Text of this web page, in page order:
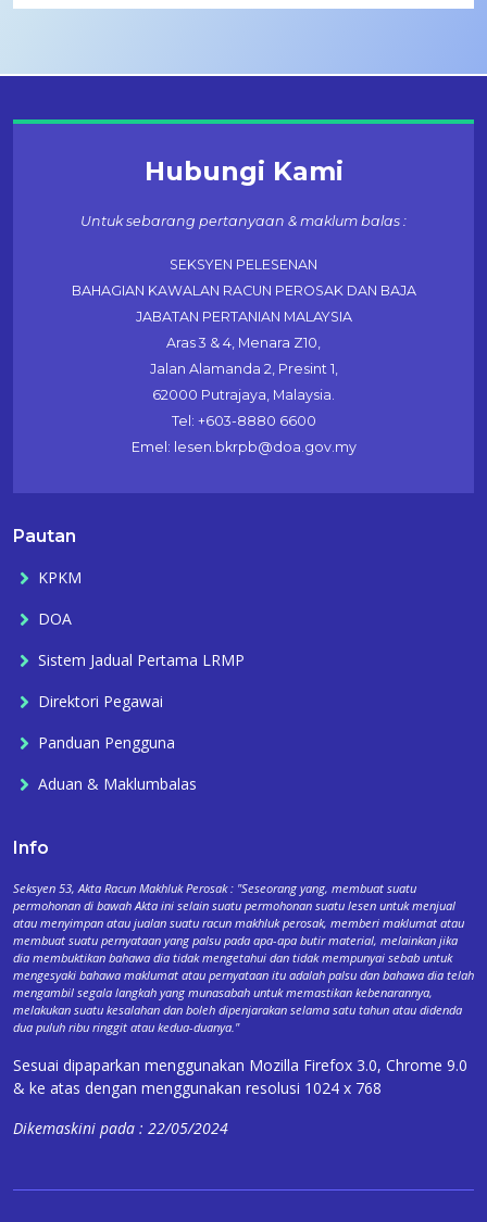
Hubungi Kami
Untuk sebarang pertanyaan & maklum balas :
SEKSYEN PELESENAN
BAHAGIAN KAWALAN RACUN PEROSAK DAN BAJA
JABATAN PERTANIAN MALAYSIA
Aras 3 & 4, Menara Z10,
Jalan Alamanda 2, Presint 1,
62000 Putrajaya, Malaysia.
Tel: +603-8880 6600
Emel: lesen.bkrpb@doa.gov.my
Pautan
KPKM
DOA
Sistem Jadual Pertama LRMP
Direktori Pegawai
Panduan Pengguna
Aduan & Maklumbalas
Info
Seksyen 53, Akta Racun Makhluk Perosak : "Seseorang yang, membuat suatu
permohonan di bawah Akta ini selain suatu permohonan suatu lesen untuk menjual
atau menyimpan atau jualan suatu racun makhluk perosak, memberi maklumat atau
membuat suatu pernyataan yang palsu pada apa-apa butir material, melainkan jika
dia membuktikan bahawa dia tidak mengetahui dan tidak mempunyai sebab untuk
mengesyaki bahawa maklumat atau pernyataan itu adalah palsu dan bahawa dia telah
mengambil segala langkah yang munasabah untuk memastikan kebenarannya,
melakukan suatu kesalahan dan boleh dipenjarakan selama satu tahun atau didenda
dua puluh ribu ringgit atau kedua-duanya."
Sesuai dipaparkan menggunakan Mozilla Firefox 3.0, Chrome 9.0
& ke atas dengan menggunakan resolusi 1024 x 768
Dikemaskini pada : 22/05/2024